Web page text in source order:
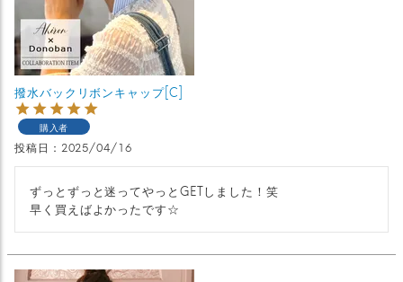
撥水バックリボンキャップ[C]
購入者
投稿日 2025/04/16
ずっとずっと迷ってやっとGETしました！笑
早く買えばよかったです☆